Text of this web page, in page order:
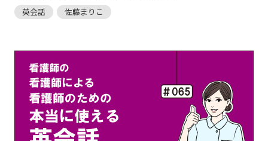
英会話 佐藤まりこ